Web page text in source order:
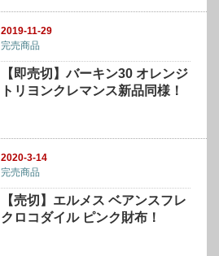
2019-11-29
完売商品
【即売切】バーキン30 オレンジ
トリヨンクレマンス新品同様！
2020-3-14
完売商品
【売切】エルメス ベアンスフレ
クロコダイル ピンク財布！